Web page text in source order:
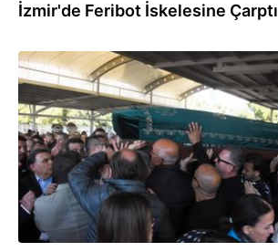
İzmir'de Feribot İskelesine Çarptı
31.10.2024